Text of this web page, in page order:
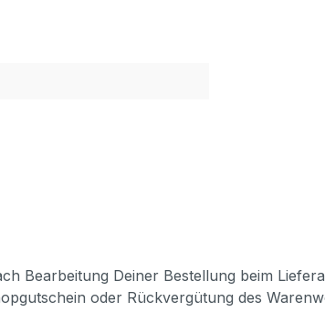
Bearbeitung Deiner Bestellung beim
oder Rückvergütung des